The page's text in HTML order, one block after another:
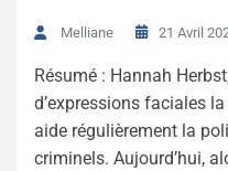
Melliane 21 Avril
Résumé : Hannah
d’expressions faciales
aide régulièrement la
criminels. Aujourd’hui,